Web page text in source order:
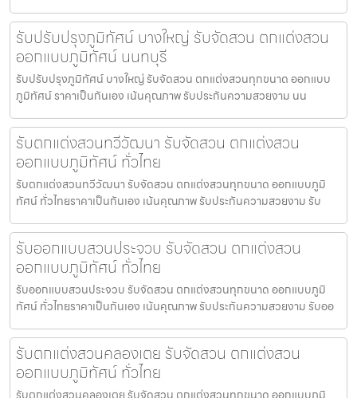
รับปรับปรุงภูมิทัศน์ บางใหญ่ รับจัดสวน ตกแต่งสวน
ออกแบบภูมิทัศน์ นนทบุรี
รับปรับปรุงภูมิทัศน์ บางใหญ่ รับจัดสวน ตกแต่งสวนทุกขนาด ออกแบบ
ภูมิทัศน์ ราคาเป็นกันเอง เน้นคุณภาพ รับประกันความสวยงาม นน
รับตกแต่งสวนทวีวัฒนา รับจัดสวน ตกแต่งสวน
ออกแบบภูมิทัศน์ ทั่วไทย
รับตกแต่งสวนทวีวัฒนา รับจัดสวน ตกแต่งสวนทุกขนาด ออกแบบภูมิ
ทัศน์ ทั่วไทยราคาเป็นกันเอง เน้นคุณภาพ รับประกันความสวยงาม รับ
รับออกแบบสวนประจวบ รับจัดสวน ตกแต่งสวน
ออกแบบภูมิทัศน์ ทั่วไทย
รับออกแบบสวนประจวบ รับจัดสวน ตกแต่งสวนทุกขนาด ออกแบบภูมิ
ทัศน์ ทั่วไทยราคาเป็นกันเอง เน้นคุณภาพ รับประกันความสวยงาม รับออ
รับตกแต่งสวนคลองเตย รับจัดสวน ตกแต่งสวน
ออกแบบภูมิทัศน์ ทั่วไทย